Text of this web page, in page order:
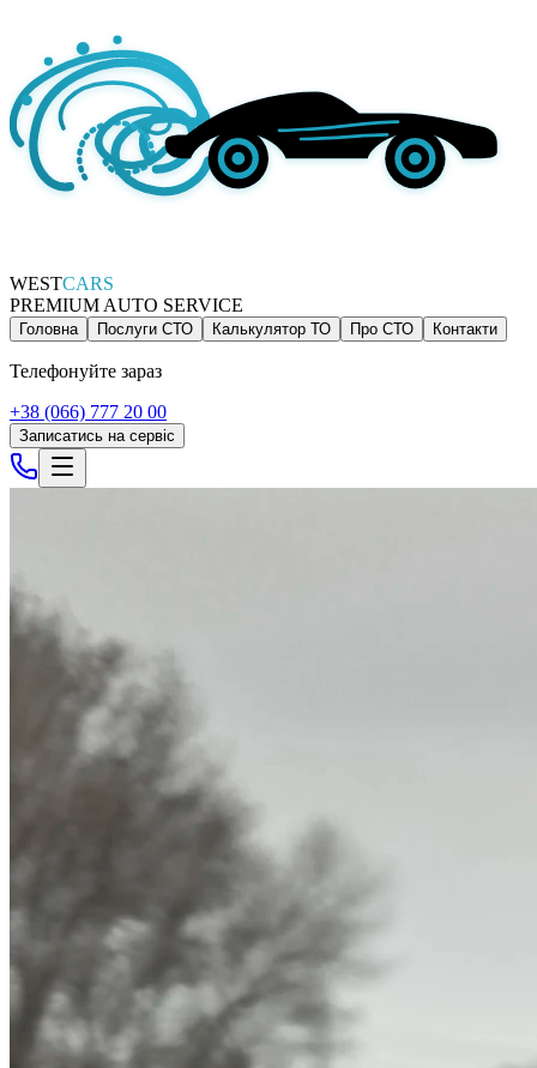
WESTCARS
PREMIUM AUTO SERVICE
Головна Послуги СТО Калькулятор ТО Про СТО Контакти
Телефонуйте зараз
+38 (066) 777 20 00
Записатись на сервіс